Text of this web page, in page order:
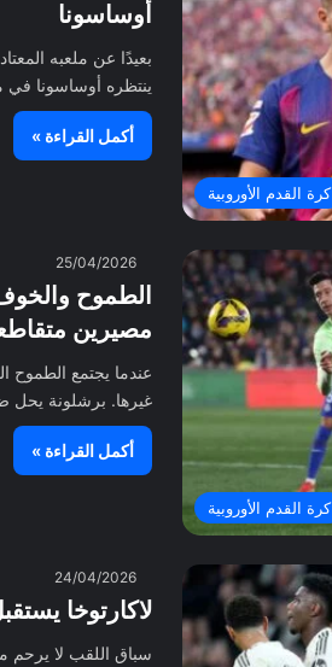
كرة القدم الأوروبية
أوساسونا
بعيدًا عن ملعبه
ينتظره أوساسونا
أكمل القراءة »
كرة القدم الأوروبية
25/04/2026
الطموح
مصيرين
عندما يجتمع الطموح
غيرها. برشلونة
أكمل القراءة »
24/04/2026
لاكارتوخا
سباق اللقب لا يرحم